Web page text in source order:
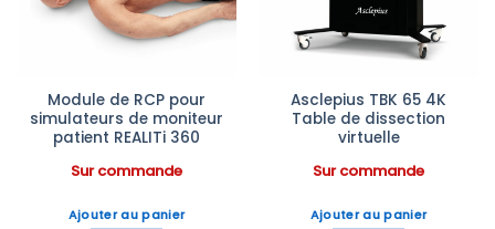
Module de RCP pour
simulateurs de moniteur
patient REALITi 360
Sur commande
Ajouter au panier
Asclepius TBK 65 4K
Table de dissection
virtuelle
Sur commande
Ajouter au panier